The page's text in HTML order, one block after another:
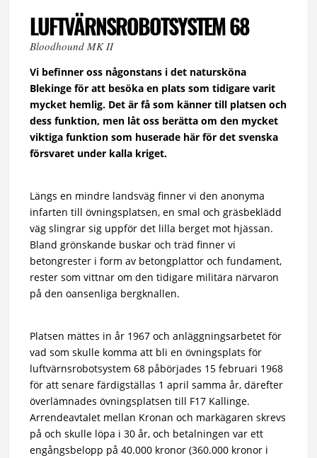
LUFTVÄRNSROBOTSYSTEM 68
Bloodhound MK II
Vi befinner oss någonstans i det natursköna
Blekinge för att besöka en plats som tidigare varit
mycket hemlig. Det är få som känner till platsen och
dess funktion, men låt oss berätta om den mycket
viktiga funktion som huserade här för det svenska
försvaret under kalla kriget.
Längs en mindre landsväg finner vi den anonyma
infarten till övningsplatsen, en smal och gräsbeklädd
väg slingrar sig uppför det lilla berget mot hjässan.
Bland grönskande buskar och träd finner vi
betongrester i form av betongplattor och fundament,
rester som vittnar om den tidigare militära närvaron
på den oansenliga bergknallen.
Platsen mättes in år 1967 och anläggningsarbetet för
vad som skulle komma att bli en övningsplats för
luftvärnsrobotsystem 68 påbörjades 15 februari 1968
för att senare färdigställas 1 april samma år, därefter
överlämnades övningsplatsen till F17 Kallinge.
Arrendeavtalet mellan Kronan och markägaren skrevs
på och skulle löpa i 30 år, och betalningen var ett
engångsbelopp på 40.000 kronor (360.000 kronor i